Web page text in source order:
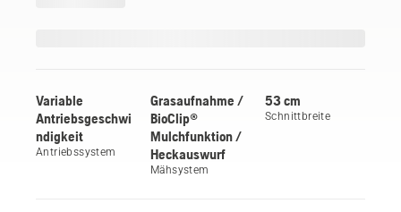
Variable
Antriebsgeschwi
ndigkeit
Antriebssystem
Grasaufnahme /
BioClip®
Mulchfunktion /
Heckauswurf
Mähsystem
53 cm
Schnittbreite